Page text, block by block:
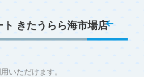
ト きたうらら海市場店
いただけます。